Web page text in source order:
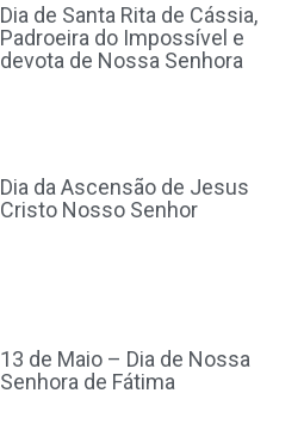
Dia de Santa Rita de Cássia,
Padroeira do Impossível e
devota de Nossa Senhora
Dia da Ascensão de Jesus
Cristo Nosso Senhor
13 de Maio – Dia de Nossa
Senhora de Fátima